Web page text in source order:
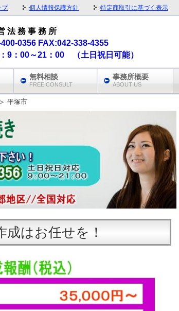
平塚市
成はお任せを！
プ 個人情報保護方針 特定商取引に基づく表示
法 務 事 務 所
0356 FAX:042-338-4355
9：00～21：00 （土日祝日可能）
無料相談
FREE CONSULT
事務所概要
ABOUT US